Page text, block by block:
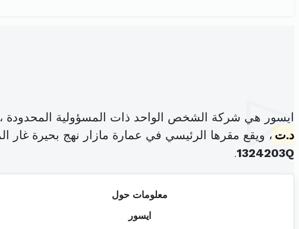
ايسور هي شركة الشخص الواحد ذات المسؤولية المحدودة
د.ت ، ويقع مقرها الرئيسي في عمارة مازار نهج بحيرة غار
1324203Q
.
معلومات حول
ايسور